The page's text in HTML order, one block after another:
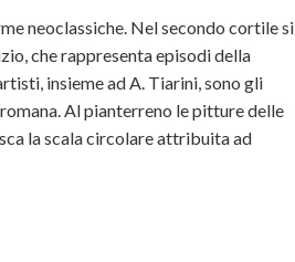
neoclassiche. Nel secondo cortile si
che rappresenta episodi della
insieme ad A. Tiarini, sono gli
Al pianterreno le pitture delle
la scala circolare attribuita ad